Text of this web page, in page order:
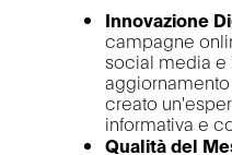
Innovazione
campagne
social media e
creato
informativa e
Qualità del